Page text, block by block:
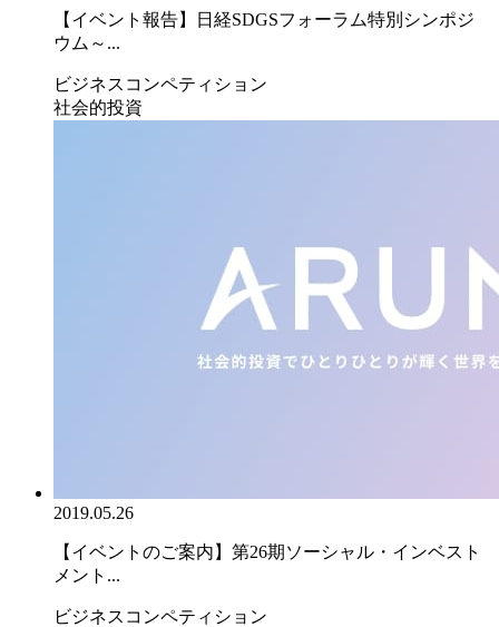
【イベント報告】日経SDGSフォーラム特別シンポジ
ウム～...
ビジネスコンペティション
社会的投資
2019.05.26
【イベントのご案内】第26期ソーシャル・インベスト
メント...
ビジネスコンペティション